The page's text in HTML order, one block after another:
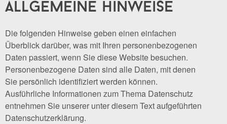
allgemeine hinweise
Die folgenden Hinweise geben einen einfachen
Überblick darüber, was mit Ihren personenbezogenen
Daten passiert, wenn Sie diese Website besuchen.
Personenbezogene Daten sind alle Daten, mit denen
Sie persönlich identifiziert werden können.
Ausführliche Informationen zum Thema Datenschutz
entnehmen Sie unserer unter diesem Text aufgeführten
Datenschutzerklärung.